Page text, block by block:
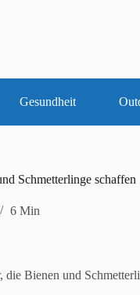
Gesundheit
Schmetterlinge schaffen
6 Min
Bienen und